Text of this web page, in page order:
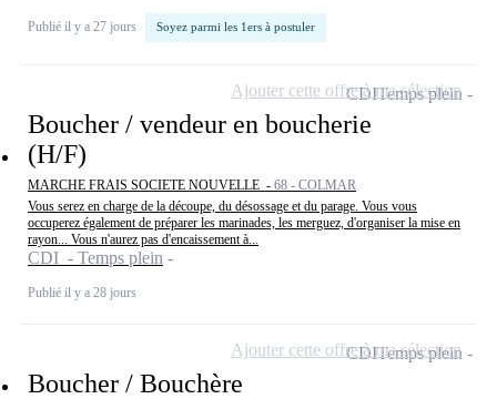
Publié il y a 27 jours Soyez parmi les 1ers à postuler
Boucher / vendeur en boucherie
(H/F)
MARCHE FRAIS SOCIETE NOUVELLE - 68 - COLMAR
Vous serez en charge de la découpe, du désossage et du parage. Vous vous
occuperez également de préparer les marinades, les merguez, d'organiser la mise en
rayon... Vous n'aurez pas d'encaissement à...
CDI - Temps plein
Publié il y a 28 jours
CDITemps plein
Ajouter cette offre à ma sélection
Boucher / Bouchère
CDITemps plein
Ajouter cette offre à ma sélection